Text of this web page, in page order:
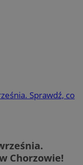
Sprawdź, co
Chorzowie!